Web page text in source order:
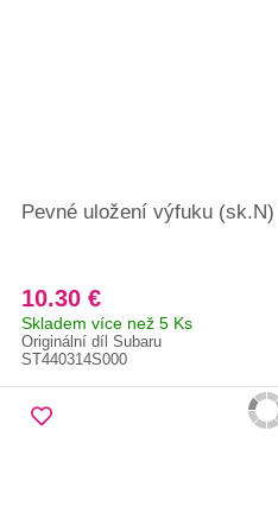
Pevné uložení výfuku
10.30 €
Skladem více než 5 Ks
Originální díl Subaru
ST440314S000